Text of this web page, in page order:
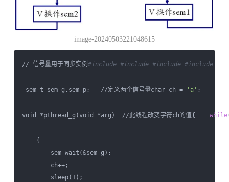
image-20240503221048615
// 信号量用于同步实例 #include #include #include #include
sem_t sem_g,sem_p;   //定义两个信号量char ch = 'a' ;
void *pthread_g(void *arg)  //此线程改变字符ch的值{ while
{
sem_wait(&sem_g);
ch++;
sleep(1);